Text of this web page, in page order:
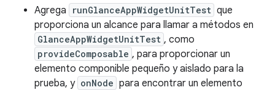
Agrega
runGlanceAppWidgetUnitTest que
proporciona un alcance para llamar a métodos en
GlanceAppWidgetUnitTest , como
provideComposable , para proporcionar un
elemento componible pequeño y aislado para la
prueba, y onNode para encontrar un elemento